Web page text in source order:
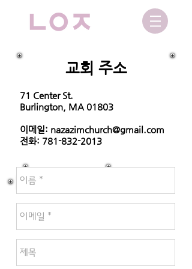
교회 주소
71 Center St.
Burlington, MA 01803
이메일: nazazimchurch@gmail.com
전화: 781-832-2013